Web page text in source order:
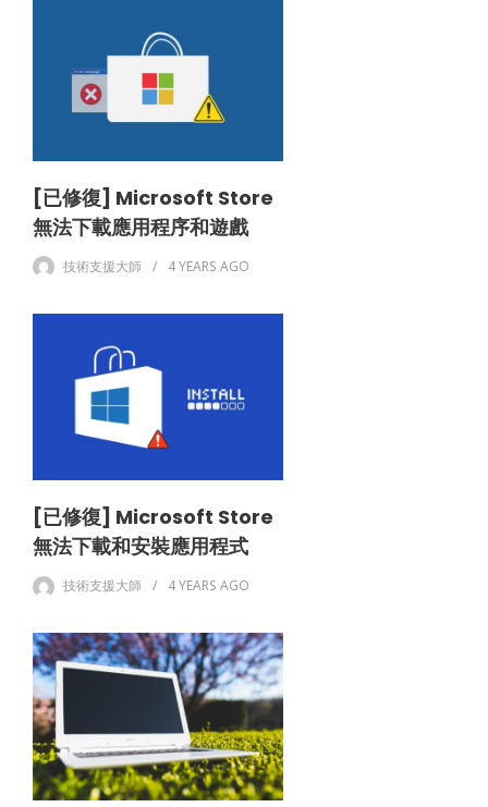
[已修復] Microsoft Store
無法下載應用程序和遊戲
技術支援大師 4 YEARS AGO
[已修復] Microsoft Store
無法下載和安裝應用程式
技術支援大師 4 YEARS AGO